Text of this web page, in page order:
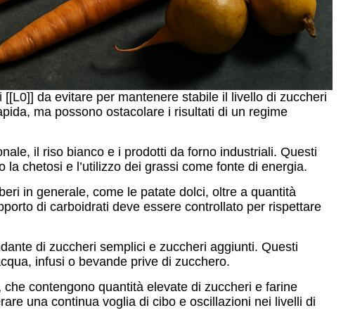
da evitare per mantenere stabile il livello di zuccheri
ma possono ostacolare i risultati di un regime
il riso bianco e i prodotti da forno industriali. Questi
chetosi e l’utilizzo dei grassi come fonte di energia.
in generale, come le patate dolci, oltre a quantità
di carboidrati deve essere controllato per rispettare
di zuccheri semplici e zuccheri aggiunti. Questi
infusi o bevande prive di zucchero.
contengono quantità elevate di zuccheri e farine
una continua voglia di cibo e oscillazioni nei livelli di